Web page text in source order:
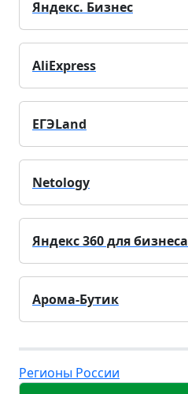
Яндекс. Бизнес
AliExpress
ЕГЭLand
Netology
Яндекс 360 для бизнеса
Арома-Бутик
Регионы России